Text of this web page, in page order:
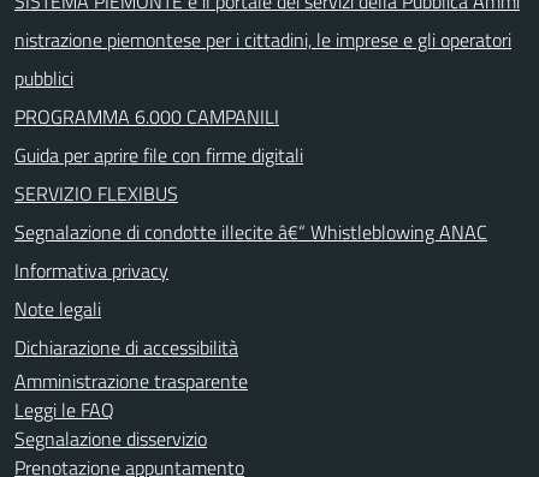
nistrazione piemontese per i cittadini, le imprese e gli operatori
pubblici
PROGRAMMA 6.000 CAMPANILI
Guida per aprire file con firme digitali
SERVIZIO FLEXIBUS
Segnalazione di condotte illecite â€“ Whistleblowing ANAC
Informativa privacy
Note legali
Dichiarazione di accessibilità
Amministrazione trasparente
Leggi le FAQ
Segnalazione disservizio
Prenotazione appuntamento